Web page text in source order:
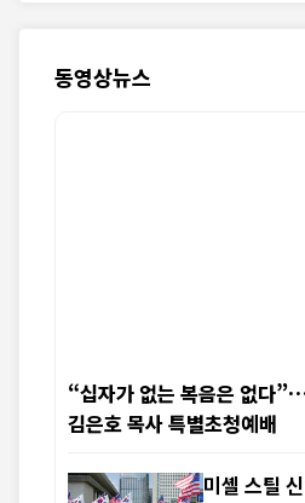
동영상뉴스
“십자가 없는 복음은 없다
김은호 목사 특별초청예배
미셸 스틸